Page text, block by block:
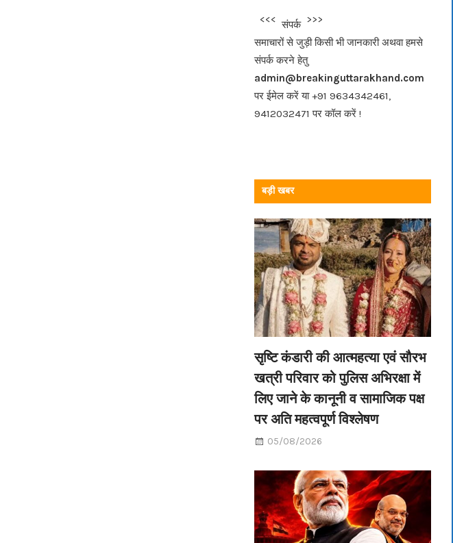
b
o
o
k
<<<
संपर्क
>>>
समाचारों से जुड़ी किसी भी जानकारी अथवा हमसे
संपर्क करने हेतु
admin@breakinguttarakhand.com
पर ईमेल करें या +91 9634342461,
9412032471 पर कॉल करें !
बड़ी खबर
सृष्टि कंडारी की आत्महत्या एवं सौरभ
खत्री परिवार को पुलिस अभिरक्षा में
लिए जाने के कानूनी व सामाजिक पक्ष
पर अति महत्वपूर्ण विश्लेषण
05/08/2026